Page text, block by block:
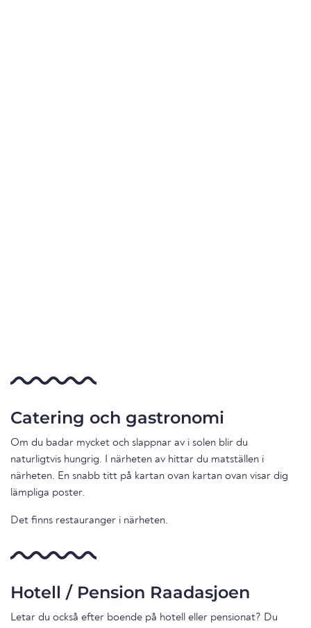
Catering och gastronomi
Om du badar mycket och slappnar av i solen blir du
naturligtvis hungrig. I närheten av hittar du matställen i
närheten. En snabb titt på kartan ovan kartan ovan visar dig
lämpliga poster.
Det finns restauranger i närheten.
Hotell / Pension Raadasjoen
Letar du också efter boende på hotell eller pensionat? Du